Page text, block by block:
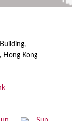
Hong Kong